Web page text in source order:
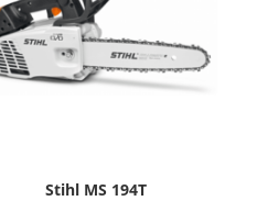
Stihl MS 194T